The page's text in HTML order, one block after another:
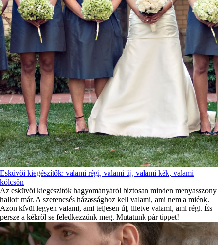
Esküvői kiegészítők: valami régi, valami új, valami kék, valami
kölcsön
Az esküvői kiegészítők hagyományáról biztosan minden menyasszony
hallott már. A szerencsés házassághoz kell valami, ami nem a miénk.
Azon kívül legyen valami, ami teljesen új, illetve valami, ami régi. És
persze a kékről se feledkezzünk meg. Mutatunk pár tippet!